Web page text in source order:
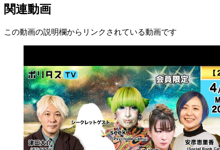
関連動画
この動画の説明欄からリンクされている動画です